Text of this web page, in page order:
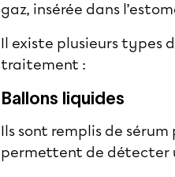
gaz, insérée dans
Il existe plusieurs types
traitement :
Ballons liquides
Ils sont remplis de
permettent de détecter